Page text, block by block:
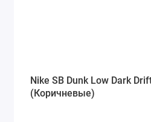
Nike SB Dunk Low Dark
(Коричневые)